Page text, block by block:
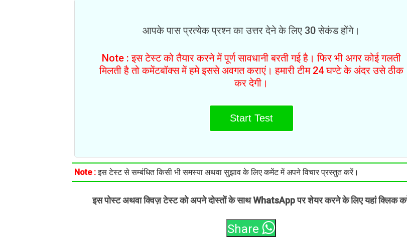
आपके पास प्रत्येक प्रश्न का उत्तर देने के लिए 30 सेकंड होंगे।
Note : इस टेस्ट को तैयार करने में पूर्ण सावधानी बरती गई है। फिर भी अगर कोई गलती
मिलती है तो कमेंटबॉक्स में हमे इससे अवगत कराएं। हमारी टीम 24 घण्टे के अंदर उसे ठीक
कर देगी।
Start Test
Note :इस टेस्ट से सम्बंधित किसी भी समस्या अथवा सुझाव के लिए कमेंट में अपने विचार प्रस्तुत करें।
इस पोस्ट अथवा क्विज़ टेस्ट को अपने दोस्तों के साथ WhatsApp पर शेयर करने के लिए यहां क्लिक
Share